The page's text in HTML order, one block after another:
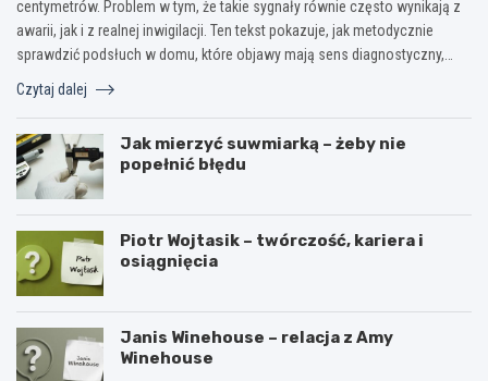
centymetrów. Problem w tym, że takie sygnały równie często wynikają z
awarii, jak i z realnej inwigilacji. Ten tekst pokazuje, jak metodycznie
sprawdzić podsłuch w domu, które objawy mają sens diagnostyczny,…
Czytaj dalej
Jak mierzyć suwmiarką – żeby nie
popełnić błędu
Piotr Wojtasik – twórczość, kariera i
osiągnięcia
Janis Winehouse – relacja z Amy
Winehouse